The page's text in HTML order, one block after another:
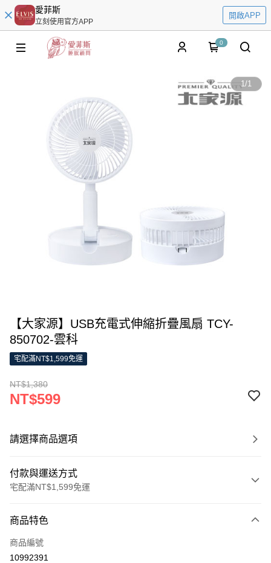
愛菲斯
立刻使用官方APP
開啟APP
0
1/1
【大家源】USB充電式伸縮折疊風扇 TCY-
850702-雲科
宅配滿NT$1,599免運
NT$1,380
NT$599
請選擇商品選項
付款與運送方式
宅配滿NT$1,599免運
信用卡一次付款
LINE Pay
商品特色
商品編號
10992391